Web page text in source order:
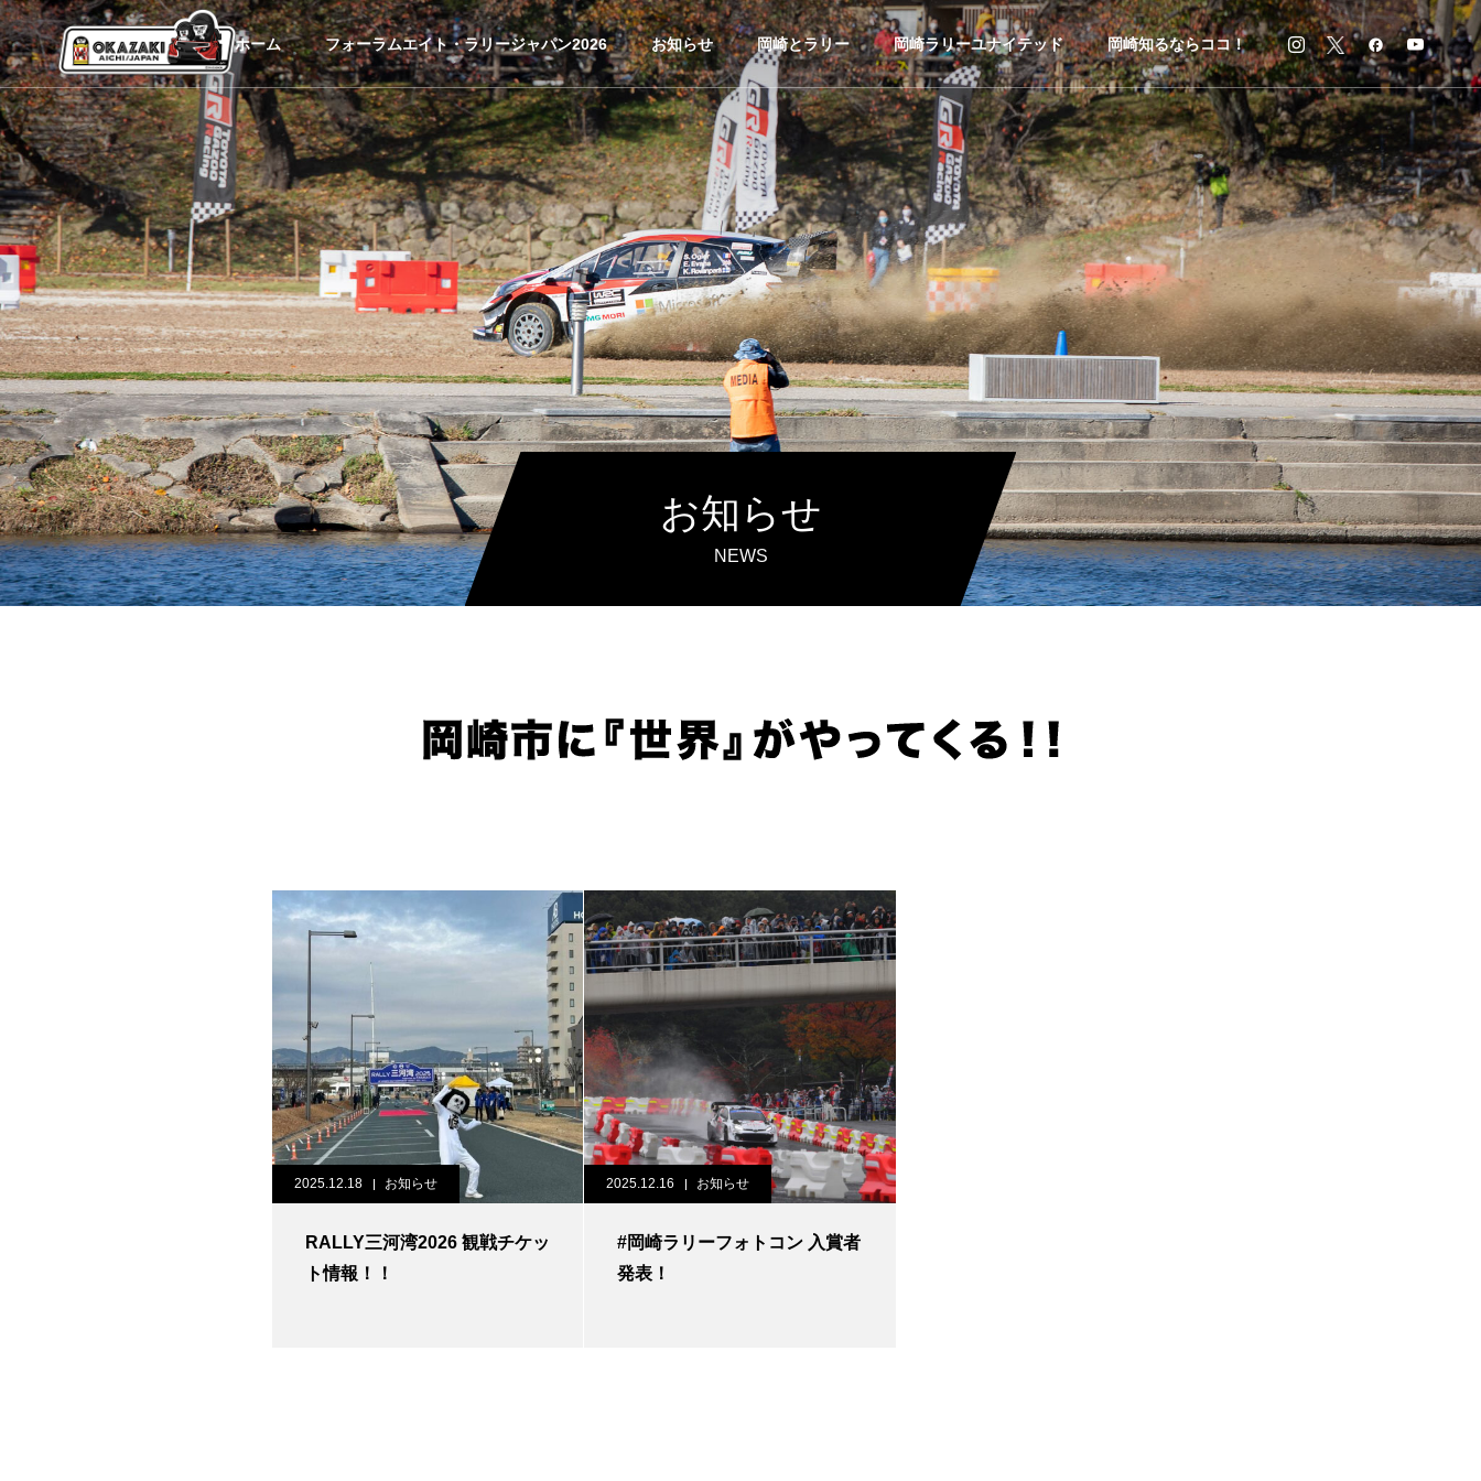
ホーム フォーラムエイト・ラリージャパン2026 お知らせ 岡崎とラリー 岡崎ラリーユナイテッド 岡崎知るならココ！
お知らせ
NEWS
2025.12.18 お知らせ
RALLY三河湾2026 観戦チケッ
ト情報！！
2025.12.16 お知らせ
#岡崎ラリーフォトコン 入賞者
発表！